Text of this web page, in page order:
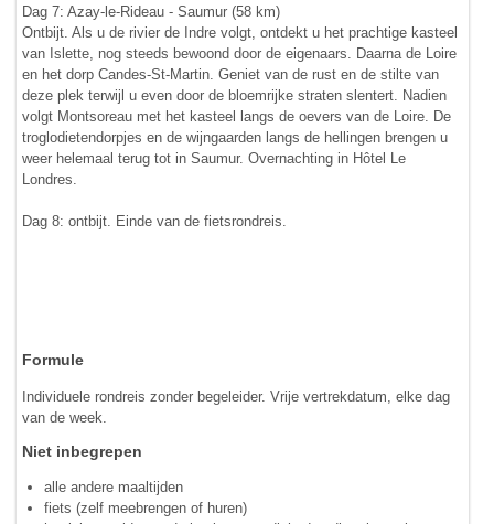
Dag 7: Azay-le-Rideau - Saumur (58 km)
Ontbijt. Als u de rivier de Indre volgt, ontdekt u het prachtige kasteel
van Islette, nog steeds bewoond door de eigenaars. Daarna de Loire
en het dorp Candes-St-Martin. Geniet van de rust en de stilte van
deze plek terwijl u even door de bloemrijke straten slentert. Nadien
volgt Montsoreau met het kasteel langs de oevers van de Loire. De
troglodietendorpjes en de wijngaarden langs de hellingen brengen u
weer helemaal terug tot in Saumur. Overnachting in Hôtel Le
Londres.
Dag 8: ontbijt. Einde van de fietsrondreis.
Formule
Individuele rondreis zonder begeleider. Vrije vertrekdatum, elke dag
van de week.
Niet inbegrepen
alle andere maaltijden
fiets (zelf meebrengen of huren)